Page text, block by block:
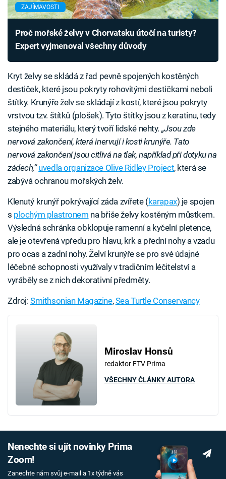
ZAJÍMAVOSTI
Proč mořské želvy v Chorvatsku útočí na turisty?
Expert vyjmenoval všechny důvody
Kryt želvy se skládá z řad pevně spojených kostěných
destiček, které jsou pokryty rohovitými destičkami neboli
štítky. Krunýře želv se skládají z kostí, které jsou pokryty
vrstvou tzv. štítků (plošek). Tyto štítky jsou z keratinu, tedy
stejného materiálu, který tvoří lidské nehty. „Jsou zde
nervová zakončení, která inervují i kosti krunýře. Tato
nervová zakončení jsou citlivá na tlak, například při dotyku na
zádech,“ uvedla organizace Olive Ridley Project, která se
zabývá ochranou mořských želv.
Klenutý krunýř pokrývající záda zvířete (karapax) je spojen
s plochým plastronem na břiše želvy kostěným můstkem.
Výsledná schránka obklopuje ramenní a kyčelní pletence,
ale je otevřená vpředu pro hlavu, krk a přední nohy a vzadu
pro ocas a zadní nohy. Želví krunýře se pro své údajné
léčebné schopnosti využívaly v tradičním léčitelství a
vyráběly se z nich dekorativní předměty.
Zdroj:Smithsonian Magazine,Sea Turtle Conservancy
Miroslav Honsů
redaktor FTV Prima
VŠECHNY ČLÁNKY AUTORA
Nenechte si ujít novinky Prima
Zoom!
Zanechte nám svůj e-mail a 1x týdně vás